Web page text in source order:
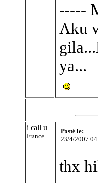
-----
Aku
ya...
i call u
France
Posté le:
23/4/2007
thx